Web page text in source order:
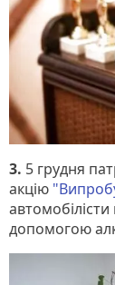
3. 5 грудня
акцію
допомогою